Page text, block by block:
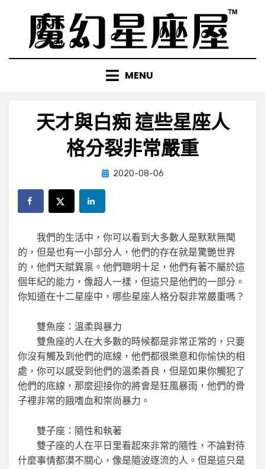
content
MENU
天才與白痴 這些星座人
格分裂非常嚴重
by小編
Posted
2020-08-06
我們的生活中，你可以看到大多數人是默默無聞
的，但是也有一小部分人，他們的存在就是驚艷世界
的，他們天賦異禀。他們聰明十足，他們有著不屬於這
個年紀的能力，像超人一樣，但這只是他們的一部分。
你知道在十二星座中，哪些星座人格分裂非常嚴重嗎？
雙魚座：溫柔與暴力
雙魚座的人在大多數的時候都是非常正常的，只要
你沒有觸及到他們的底線，他們都很樂意和你愉快的相
處，你可以感受到他們的溫柔善良，但是如果你觸犯了
他們的底線，那麼迎接你的將會是狂風暴雨，他們的骨
子裡非常的餓嗜血和崇尚暴力。
雙子座：隨性和執著
雙子座的人在平日里看起來非常的隨性，不論對待
什麼事情都漠不關心，像是隨波逐流的人。但是這只是